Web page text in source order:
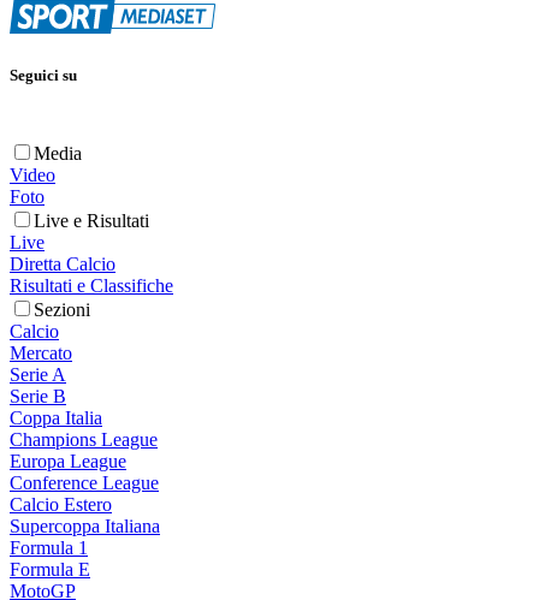
Seguici su
Media
Video
Foto
Live e Risultati
Live
Diretta Calcio
Risultati e Classifiche
Sezioni
Calcio
Mercato
Serie A
Serie B
Coppa Italia
Champions League
Europa League
Conference League
Calcio Estero
Supercoppa Italiana
Formula 1
Formula E
MotoGP